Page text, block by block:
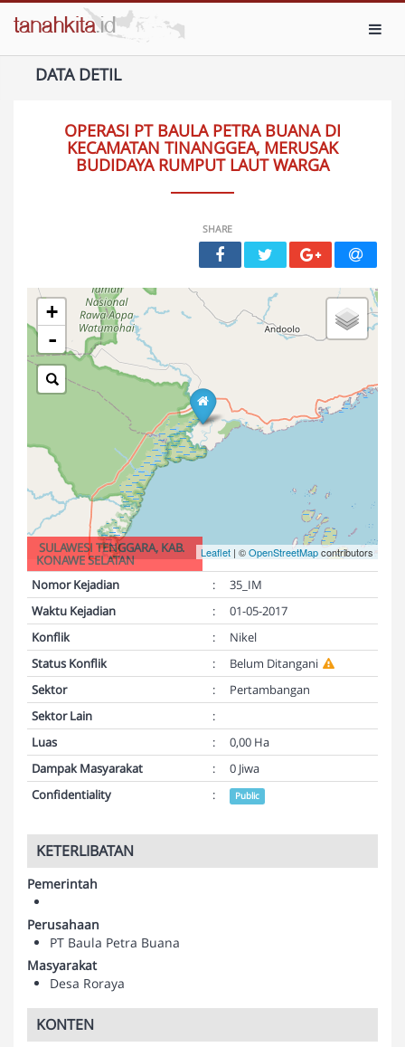
DATA DETIL
OPERASI PT BAULA PETRA BUANA DI
KECAMATAN TINANGGEA, MERUSAK
BUDIDAYA RUMPUT LAUT WARGA
SHARE
+
-
Leaflet | ©OpenStreetMapcontributors
SULAWESI TENGGARA, KAB.
KONAWE SELATAN
Nomor Kejadian
:
35_IM
Waktu Kejadian
:
01-05-2017
Konflik
:
Nikel
Status Konflik
:
Belum Ditangani
Sektor
:
Pertambangan
Sektor Lain
:
Luas
:
0,00 Ha
Dampak Masyarakat
:
0 Jiwa
Confidentiality
: Public
KETERLIBATAN
Pemerintah
Perusahaan
PT Baula Petra Buana
Masyarakat
Desa Roraya
KONTEN